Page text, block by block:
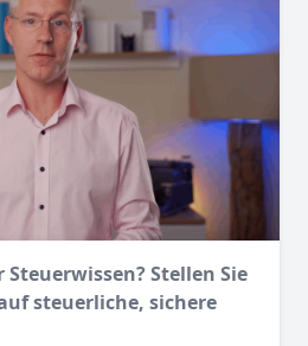
Stellen Sie
steuerliche, sichere